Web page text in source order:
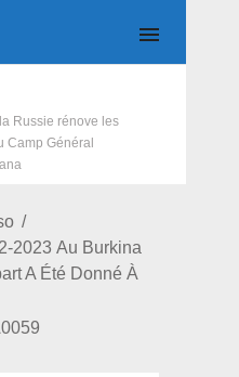
Russie rénove les
Camp Général
2023 Au Burkina
A Été Donné À